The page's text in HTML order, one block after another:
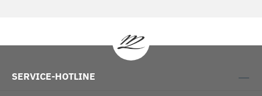
SERVICE-HOTLINE